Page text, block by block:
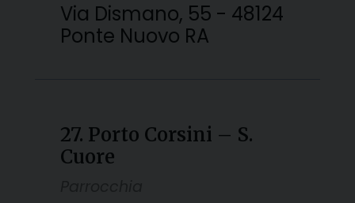
Via Dismano, 55 - 48124
Ponte Nuovo RA
27. Porto Corsini – S.
Cuore